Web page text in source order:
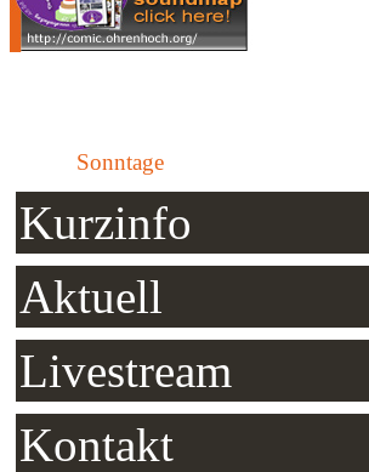
Sonntage
Kurzinfo
Aktuell
Livestream
Kontakt